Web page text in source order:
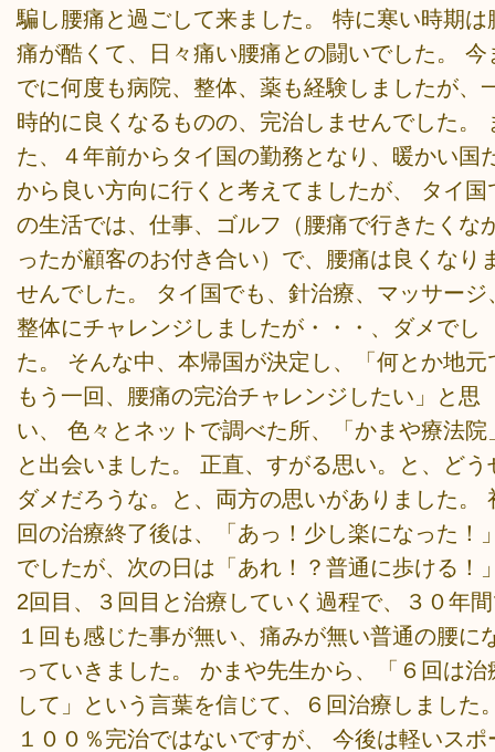
騙し腰痛と過ごして来ました。 特に寒い時期は
痛が酷くて、日々痛い腰痛との闘いでした。 今
でに何度も病院、整体、薬も経験しましたが、
時的に良くなるものの、完治しませんでした。
た、４年前からタイ国の勤務となり、暖かい国
から良い方向に行くと考えてましたが、 タイ国
の生活では、仕事、ゴルフ（腰痛で行きたくな
ったが顧客のお付き合い）で、腰痛は良くなり
せんでした。 タイ国でも、針治療、マッサージ
整体にチャレンジしましたが・・・、ダメでし
た。 そんな中、本帰国が決定し、「何とか地元
もう一回、腰痛の完治チャレンジしたい」と思
い、 色々とネットで調べた所、「かまや療法院
と出会いました。 正直、すがる思い。と、どう
ダメだろうな。と、両方の思いがありました。
回の治療終了後は、「あっ！少し楽になった！
でしたが、次の日は「あれ！？普通に歩ける！
2回目、３回目と治療していく過程で、３０年
１回も感じた事が無い、痛みが無い普通の腰に
っていきました。 かまや先生から、「６回は治
して」という言葉を信じて、６回治療しました
１００％完治ではないですが、 今後は軽いスポ